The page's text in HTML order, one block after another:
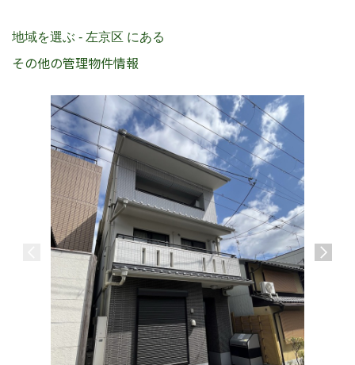
地域を選ぶ - 左京区 にある
その他の管理物件情報